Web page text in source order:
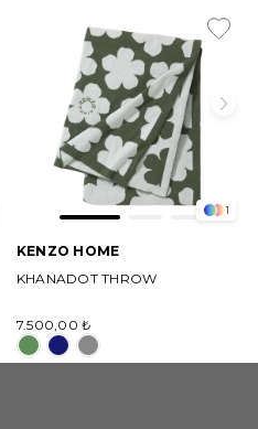
1
KENZO HOME
KHANADOT THROW
7.500,00 ₺